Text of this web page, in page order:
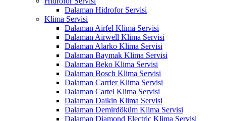
Dalaman Hidrofor Servisi
Klima Servisi
Dalaman Airfel Klima Servisi
Dalaman Airwell Klima Servisi
Dalaman Alarko Klima Servisi
Dalaman Baymak Klima Servisi
Dalaman Beko Klima Servisi
Dalaman Bosch Klima Servisi
Dalaman Carrier Klima Servisi
Dalaman Cartel Klima Servisi
Dalaman Daikin Klima Servisi
Dalaman Demirdöküm Klima Servisi
Dalaman Diamond Electric Klima Servisi